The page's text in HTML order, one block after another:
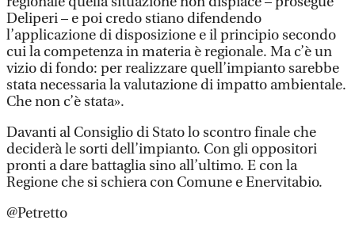
Deliperi – e poi credo stiano difendendo
l’applicazione di disposizione e il principio secondo
cui la competenza in materia è regionale. Ma c’è un
vizio di fondo: per realizzare quell’impianto sarebbe
stata necessaria la valutazione di impatto ambientale.
Che non c’è stata».
Davanti al Consiglio di Stato lo scontro finale che
deciderà le sorti dell’impianto. Con gli oppositori
pronti a dare battaglia sino all’ultimo. E con la
Regione che si schiera con Comune e Enervitabio.
@Petretto